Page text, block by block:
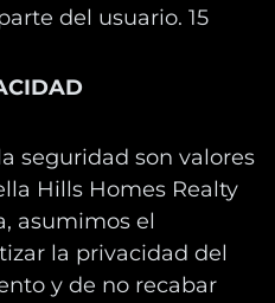
del usuario. 15
seguridad son valores
Hills Homes Realty
asumimos el
la privacidad del
y de no recabar